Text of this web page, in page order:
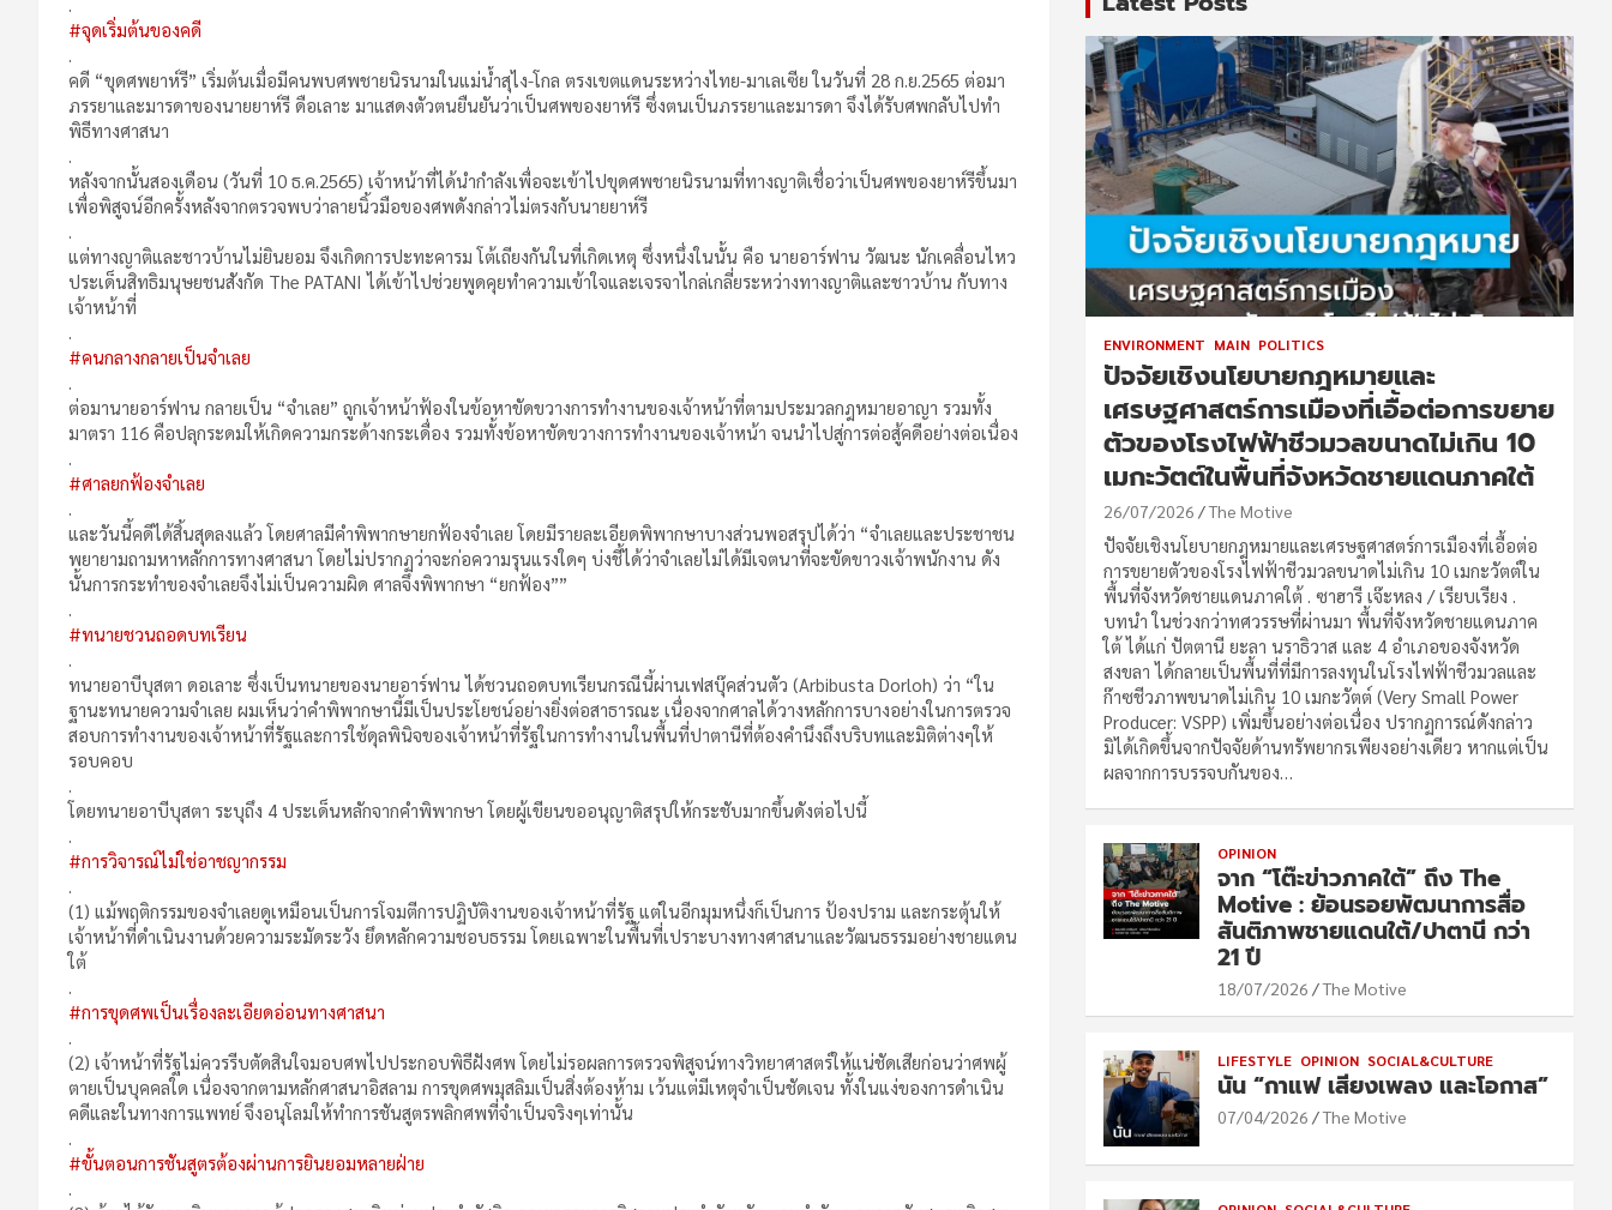
#จุดเริ่มต้นของคดี
.
คดี “ขุดศพยาห์รี” เริ่มต้นเมื่อมีคนพบศพชายนิรนามในแม่น้ำสุไง-โกล ตรงเขตแดนระหว่างไทย-มาเลเซีย ในวันที่ 28 ก.ย.2565 ต่อมา
ภรรยาและมารดาของนายยาห์รี ดือเลาะ มาแสดงตัวตนยืนยันว่าเป็นศพของยาห์รี ซึ่งตนเป็นภรรยาและมารดา จึงได้รับศพกลับไปทำ
พิธีทางศาสนา
.
หลังจากนั้นสองเดือน (วันที่ 10 ธ.ค.2565) เจ้าหน้าที่ได้นำกำลังเพื่อจะเข้าไปขุดศพชายนิรนามที่ทางญาติเชื่อว่าเป็นศพของยาห์รีขึ้นมา
เพื่อพิสูจน์อีกครั้งหลังจากตรวจพบว่าลายนิ้วมือของศพดังกล่าวไม่ตรงกับนายยาห์รี
.
แต่ทางญาติและชาวบ้านไม่ยินยอม จึงเกิดการปะทะคารม โต้เถียงกันในที่เกิดเหตุ ซึ่งหนึ่งในนั้น คือ นายอาร์ฟาน วัฒนะ นักเคลื่อนไหว
ประเด็นสิทธิมนุษยชนสังกัด The PATANI ได้เข้าไปช่วยพูดคุยทำความเข้าใจและเจรจาไกล่เกลี่ยระหว่างทางญาติและชาวบ้าน กับทาง
เจ้าหน้าที่
.
#คนกลางกลายเป็นจำเลย
.
ต่อมานายอาร์ฟาน กลายเป็น “จำเลย” ถูกเจ้าหน้าฟ้องในข้อหาขัดขวางการทำงานของเจ้าหน้าที่ตามประมวลกฎหมายอาญา รวมทั้ง
มาตรา 116 คือปลุกระดมให้เกิดความกระด้างกระเดื่อง รวมทั้งข้อหาขัดขวางการทำงานของเจ้าหน้า จนนำไปสู่การต่อสู้คดีอย่างต่อเนื่อง
.
#ศาลยกฟ้องจำเลย
.
และวันนี้คดีได้สิ้นสุดลงแล้ว โดยศาลมีคำพิพากษายกฟ้องจำเลย โดยมีรายละเอียดพิพากษาบางส่วนพอสรุปได้ว่า “จำเลยและประชาชน
พยายามถามหาหลักการทางศาสนา โดยไม่ปรากฏว่าจะก่อความรุนแรงใดๆ บ่งชี้ได้ว่าจำเลยไม่ได้มีเจตนาที่จะขัดขาวงเจ้าพนักงาน ดัง
นั้นการกระทำของจำเลยจึงไม่เป็นความผิด ศาลจึงพิพากษา “ยกฟ้อง””
.
#ทนายชวนถอดบทเรียน
.
ทนายอาบีบุสตา ดอเลาะ ซึ่งเป็นทนายของนายอาร์ฟาน ได้ชวนถอดบทเรียนกรณีนี้ผ่านเฟสบุ๊คส่วนตัว (Arbibusta Dorloh) ว่า “ใน
ฐานะทนายความจำเลย ผมเห็นว่าคำพิพากษานี้มีเป็นประโยชน์อย่างยิ่งต่อสาธารณะ เนื่องจากศาลได้วางหลักการบางอย่างในการตรวจ
สอบการทำงานของเจ้าหน้าที่รัฐและการใช้ดุลพินิจของเจ้าหน้าที่รัฐในการทำงานในพื้นที่ปาตานีที่ต้องคำนึงถึงบริบทและมิติต่างๆให้
รอบคอบ
.
โดยทนายอาบีบุสตา ระบุถึง 4 ประเด็นหลักจากคำพิพากษา โดยผู้เขียนขออนุญาติสรุปให้กระชับมากขึ้นดังต่อไปนี้
.
#การวิจารณ์ไม่ใช่อาชญากรรม
.
(1) แม้พฤติกรรมของจำเลยดูเหมือนเป็นการโจมตีการปฏิบัติงานของเจ้าหน้าที่รัฐ แต่ในอีกมุมหนึ่งก็เป็นการ ป้องปราม และกระตุ้นให้
เจ้าหน้าที่ดำเนินงานด้วยความระมัดระวัง ยึดหลักความชอบธรรม โดยเฉพาะในพื้นที่เปราะบางทางศาสนาและวัฒนธรรมอย่างชายแดน
ใต้
.
#การขุดศพเป็นเรื่องละเอียดอ่อนทางศาสนา
.
(2) เจ้าหน้าที่รัฐไม่ควรรีบตัดสินใจมอบศพไปประกอบพิธีฝังศพ โดยไม่รอผลการตรวจพิสูจน์ทางวิทยาศาสตร์ให้แน่ชัดเสียก่อนว่าศพผู้
ตายเป็นบุคคลใด เนื่องจากตามหลักศาสนาอิสลาม การขุดศพมุสลิมเป็นสิ่งต้องห้าม เว้นแต่มีเหตุจำเป็นชัดเจน ทั้งในแง่ของการดำเนิน
คดีและในทางการแพทย์ จึงอนุโลมให้ทำการชันสูตรพลิกศพที่จำเป็นจริงๆเท่านั้น
.
#ขั้นตอนการชันสูตรต้องผ่านการยินยอมหลายฝ่าย
.
ENVIRONMENT MAIN POLITICS
ปัจจัยเชิงนโยบายกฎหมายและ
เศรษฐศาสตร์การเมืองที่เอื้อต่อการขยาย
ตัวของโรงไฟฟ้าชีวมวลขนาดไม่เกิน 10
เมกะวัตต์ในพื้นที่จังหวัดชายแดนภาคใต้
26/07/2026 The Motive
ปัจจัยเชิงนโยบายกฎหมายและเศรษฐศาสตร์การเมืองที่เอื้อต่อ
การขยายตัวของโรงไฟฟ้าชีวมวลขนาดไม่เกิน 10 เมกะวัตต์ใน
พื้นที่จังหวัดชายแดนภาคใต้ . ซาฮารี เจ๊ะหลง / เรียบเรียง .
บทนำ ในช่วงกว่าทศวรรษที่ผ่านมา พื้นที่จังหวัดชายแดนภาค
ใต้ ได้แก่ ปัตตานี ยะลา นราธิวาส และ 4 อำเภอของจังหวัด
สงขลา ได้กลายเป็นพื้นที่ที่มีการลงทุนในโรงไฟฟ้าชีวมวลและ
ก๊าซชีวภาพขนาดไม่เกิน 10 เมกะวัตต์ (Very Small Power
Producer: VSPP) เพิ่มขึ้นอย่างต่อเนื่อง ปรากฏการณ์ดังกล่าว
มิได้เกิดขึ้นจากปัจจัยด้านทรัพยากรเพียงอย่างเดียว หากแต่เป็น
ผลจากการบรรจบกันของ…
OPINION
จาก “โต๊ะข่าวภาคใต้” ถึง The
Motive : ย้อนรอยพัฒนาการสื่อ
สันติภาพชายแดนใต้/ปาตานี กว่า
21 ปี
18/07/2026 The Motive
LIFESTYLE OPINION SOCIAL&CULTURE
นัน “กาแฟ เสียงเพลง และโอกาส”
07/04/2026 The Motive